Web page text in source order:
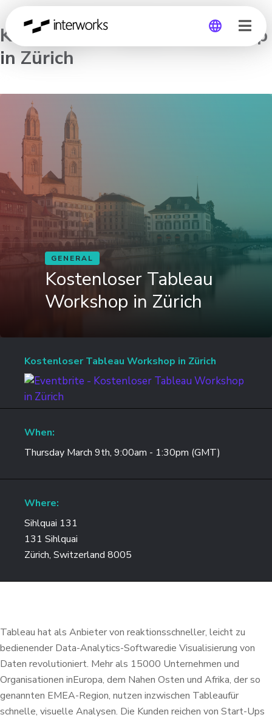
Germany
Kostenloser Tableau Workshop
in Zürich
GENERAL
Kostenloser Tableau
Workshop in Zürich
Kostenloser Tableau Workshop in Zürich
When:
Thursday March 9th, 9:00am - 1:30pm (GMT)
Where:
Sihlquai 131
131 Sihlquai
Zürich, Switzerland 8005
Tableau hat als Anbieter von reaktionsschneller, leicht zu
bedienender Data-Analytics-Softwaredie Visualisierung von
Daten revolutioniert. Mehr als 15000 Unternehmen und
Organisationen inEuropa, dem Nahen Osten und Afrika, der so
genannten EMEA-Region, nutzen inzwischen Tableaufür
schnelle, visuelle Analysen. Die Kunden reichen von Start-Ups